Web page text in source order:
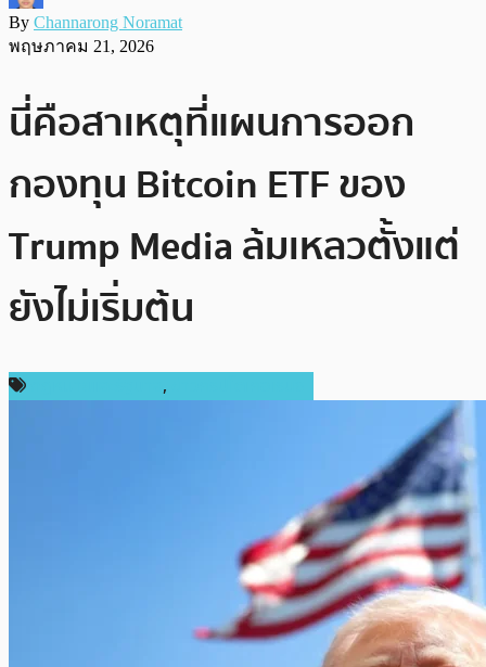
By Channarong Noramat
พฤษภาคม 21, 2026
นี่คือสาเหตุที่แผนการออก
กองทุน Bitcoin ETF ของ
Trump Media ล้มเหลวตั้งแต่
ยังไม่เริ่มต้น
,